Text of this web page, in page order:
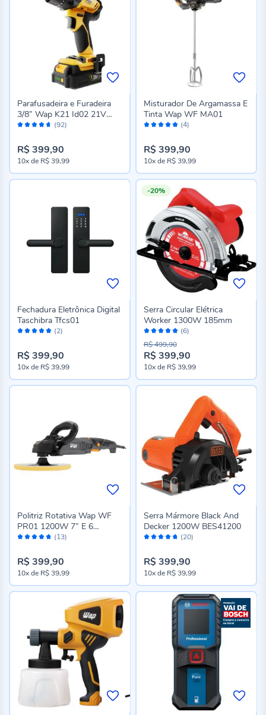
Avaliação: (92)
Parafusadeira e Furadeira
3/8” Wap K21 Id02 21V
Torque 45Nm
R$ 399,90
10xde R$ 39,99
Avaliação: (4)
Misturador De Argamassa E
Tinta Wap WF MA01
R$ 399,90
10xde R$ 39,99
Avaliação: (2)
Fechadura Eletrônica Digital
Taschibra Tfcs01
R$ 399,90
10xde R$ 39,99
-20%
Avaliação:
100%
(6)
Serra Circular Elétrica
Worker 1300W 185mm
R$ 399,90
R$ 499,90
10xde R$ 39,99
Avaliação: (13)
Politriz Rotativa Wap WF
PR01 1200W 7” E 6
Velocidades
R$ 399,90
10xde R$ 39,99
Avaliação: (20)
Serra Mármore Black And
Decker 1200W BES41200
R$ 399,90
10xde R$ 39,99